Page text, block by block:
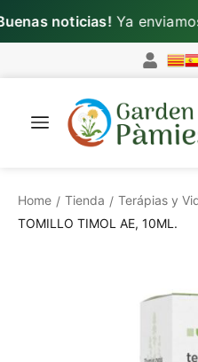
noticias!Ya enviamos
Home / Tienda / Terápias y
TOMILLO TIMOL AE, 10ML.